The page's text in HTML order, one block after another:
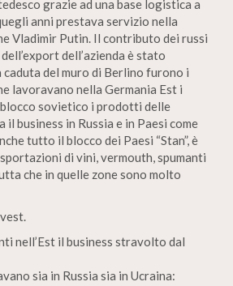
grazie ad una base logistica a
anni prestava servizio nella
Vladimir Putin. Il contributo dei russi
dell’azienda è stato
del muro di Berlino furono i
lavoravano nella Germania Est i
blocco sovietico i prodotti delle
il business in Russia e in Paesi come
tutto il blocco dei Paesi “Stan”, è
di vini, vermouth, spumanti
che in quelle zone sono molto
nell’Est il business stravolto dal
sia in Russia sia in Ucraina: